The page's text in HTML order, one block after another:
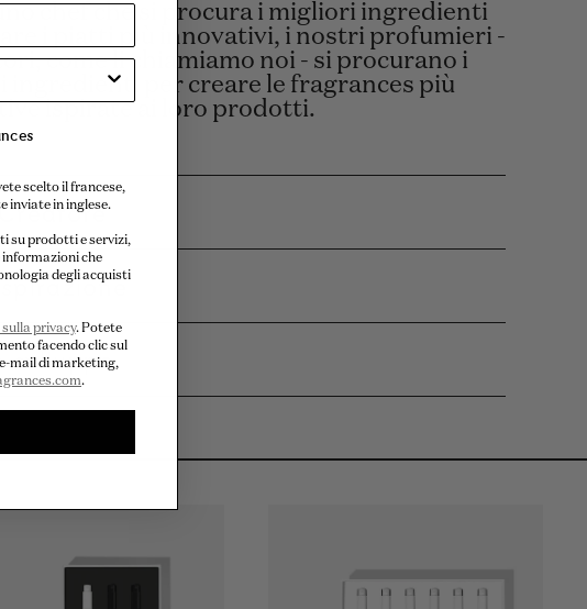
chef che si procura i migliori ingredienti
i piatti più innovativi, i nostri profumieri -
come li chiamiamo noi - si procurano i
ingredienti per creare le fragrances più
ispirate ai loro prodotti.
sviluppo
scelto il francese,
inviate in inglese.
su prodotti e servizi,
che
degli acquisti
privacy. Potete
facendo clic sul
mail di marketing,
.